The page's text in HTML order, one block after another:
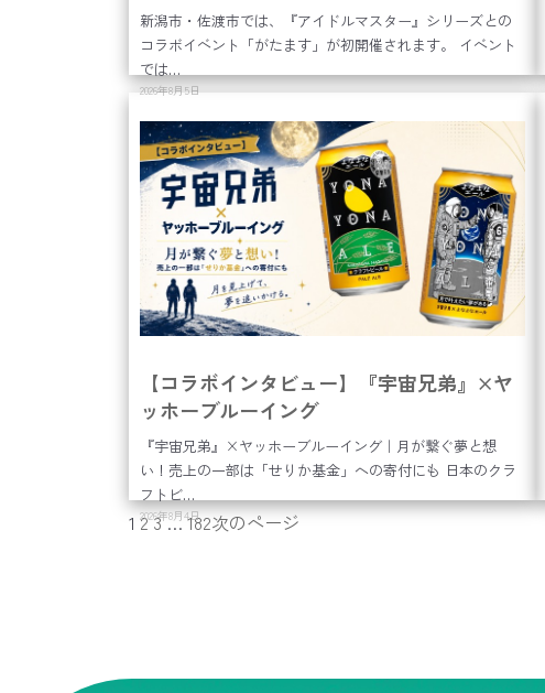
で新潟・佐渡を満喫しよう！
新潟市・佐渡市では、『アイドルマスター』シリーズとの
コラボイベント「がたます」が初開催されます。 イベント
では…
2026年8月5日
【コラボインタビュー】『宇宙兄弟』×ヤ
ッホーブルーイング
『宇宙兄弟』×ヤッホーブルーイング｜月が繋ぐ夢と想
い！売上の一部は「せりか基金」への寄付にも 日本のクラ
フトビ…
2026年8月4日
1 23… 182次のページ